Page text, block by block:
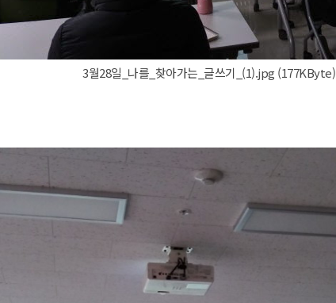
3월28일_나를_찾아가는_글쓰기_(1).jpg (177KByte)